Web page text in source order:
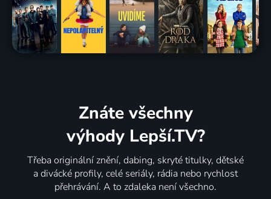
Znáte všechny
výhody Lepší.TV?
Třeba originální znění, dabing, skryté titulky, dětské
a divácké profily, celé seriály, rádia nebo rychlost
přehrávání. A to zdaleka není všechno.